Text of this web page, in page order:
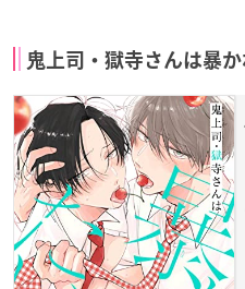
鬼上司・獄寺さんは暴